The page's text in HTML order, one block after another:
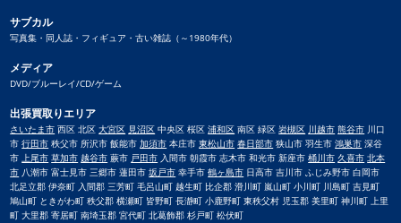
サブカル
写真集・同人誌・フィギュア・古い雑誌（～1980年代）
メディア
DVD/ブルーレイ/CD/ゲーム
出張買取りエリア
さいたま市 西区 北区大宮区 見沼区 中央区 桜区浦和区 南区 緑区岩槻区 川越市 熊谷市 川口
市行田市 秩父市 所沢市 飯能市加須市 本庄市東松山市 春日部市 狭山市 羽生市鴻巣市 深谷
市上尾市 草加市 越谷市 蕨市 戸田市 入間市 朝霞市 志木市 和光市 新座市桶川市 久喜市 北本
市 八潮市 富士見市 三郷市 蓮田市坂戸市 幸手市鶴ヶ島市 日高市 吉川市 ふじみ野市 白岡市
北足立郡 伊奈町 入間郡 三芳町 毛呂山町 越生町 比企郡 滑川町 嵐山町 小川町 川島町 吉見町
鳩山町 ときがわ町 秩父郡 横瀬町 皆野町 長瀞町 小鹿野町 東秩父村 児玉郡 美里町 神川町 上里
町 大里郡 寄居町 南埼玉郡 宮代町 北葛飾郡 杉戸町 松伏町